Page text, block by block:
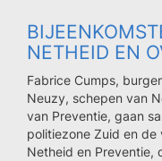
NETHEID EN
Fabrice Cumps,
Neuzy, schepen van
van Preventie, gaan
politiezone Zuid en
Netheid en Preventie,